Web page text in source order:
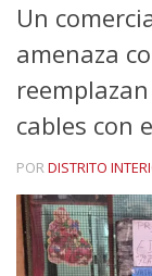
Un
amenaza
cables con
PORDISTRITO